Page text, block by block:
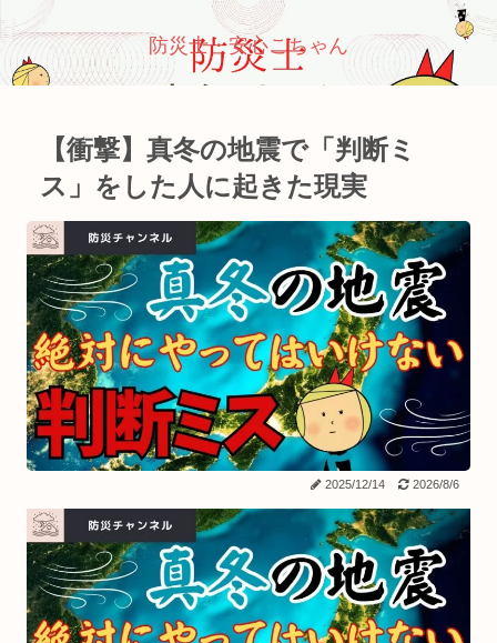
防災士・安心こちゃん
【衝撃】真冬の地震で「判断ミ
ス」をした人に起きた現実
2025/12/14 2026/8/6